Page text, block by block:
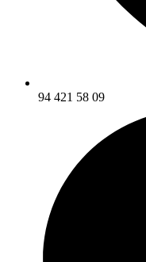
94 421 58 09